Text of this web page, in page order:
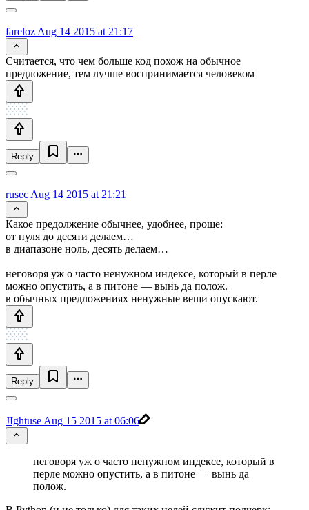
fareloz Aug 14 2015 at 21:17
Считается, что чем больше код похож на обычное
предложение, тем лучше воспринимается человеком
Reply
rusec Aug 14 2015 at 21:21
Какое предолжение обычнее, удобнее, проще:
от нуля до десяти делаем…
в диапазоне ноль, десять делаем…
неговоря уж о часто ненужном индексе, который в перле
можно опустить, а в питоне — вынь да полож.
в обычных предложениях ненужные вещи опускают.
Reply
JIghtuse Aug 15 2015 at 06:06
неговоря уж о часто ненужном индексе, который в
перле можно опустить, а в питоне — вынь да
полож.